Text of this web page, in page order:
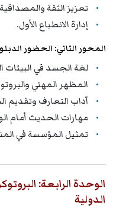
تعزيز الثقة
إدارة الانطباع الأول.
المحور الثاني: الحضور
لغة الجسد في البيئات
المظهر المهني
آداب التعارف
مهارات الحديث أمام
تمثيل المؤسسة في
الوحدة الرابعة:
الدولية